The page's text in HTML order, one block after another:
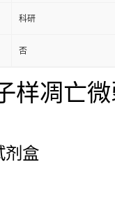
科研
否
样凋亡
剂盒